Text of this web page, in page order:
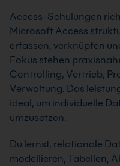
Access-Schulungen
Microsoft Access
erfassen, verknüpfen
Fokus stehen
Controlling, Vertrieb,
Verwaltung. Das
ideal, um individuelle
umzusetzen.
Du lernst, relationale
modellieren, Tabellen,